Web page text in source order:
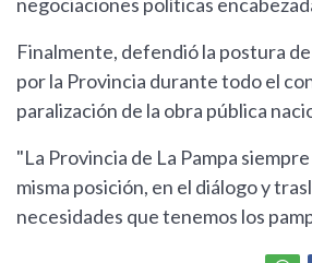
negociaciones políticas
Finalmente, defendió la postura
por la Provincia durante todo el
paralización de la obra pública
"La Provincia de La Pampa
misma posición, en el diálogo y
necesidades que tenemos los